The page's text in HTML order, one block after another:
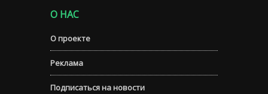
О НАС
О проекте
Реклама
Подписаться на новости